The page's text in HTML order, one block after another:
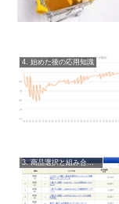
4. 始めた後の応用知識
3. 商品選択と組み合わせ